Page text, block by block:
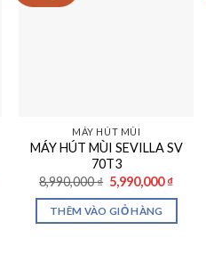
MÁY HÚT MÙI
MÁY HÚT MÙI SEVILLA SV
70T3
8,990,000₫ Giá
gốc
là:
8,990,000 ₫.
5,990,000₫Giá
THÊM VÀO GIỎ HÀNG